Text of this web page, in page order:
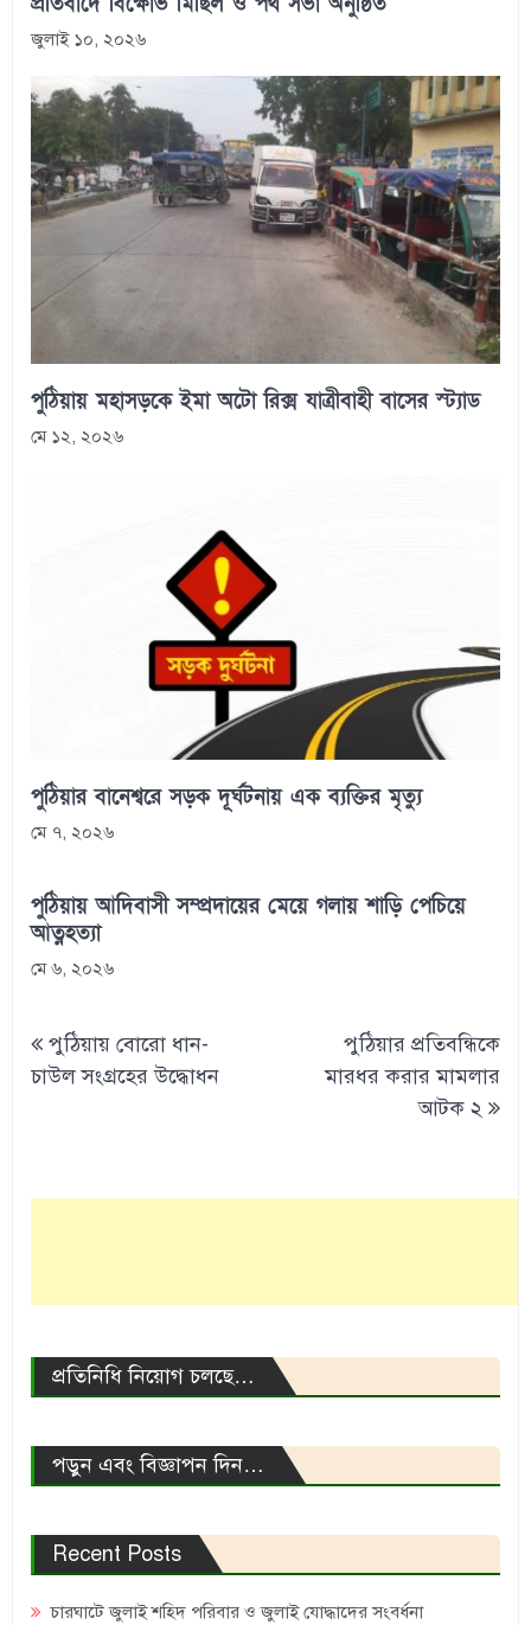
জুলাই ১০, ২০২৬
পুঠিয়ায় মহাসড়কে ইমা অটো রিক্স যাত্রীবাহী বাসের স্ট্যাড
মে ১২, ২০২৬
পুঠিয়ার বানেশ্বরে সড়ক দূর্ঘটনায় এক ব্যক্তির মৃত্যু
মে ৭, ২০২৬
পুঠিয়ায় আদিবাসী সম্প্রদায়ের মেয়ে গলায় শাড়ি পেচিয়ে
আত্নহত্যা
মে ৬, ২০২৬
Post
navigation
পুঠিয়ায় বোরো ধান-
চাউল সংগ্রহের উদ্ধোধন
পুঠিয়ার প্রতিবন্ধিকে
মারধর করার মামলার
আটক ২
প্রতিনিধি নিয়োগ চলছে…
পড়ুন এবং বিজ্ঞাপন দিন…
Recent Posts
চারঘাটে জুলাই শহিদ পরিবার ও জুলাই যোদ্ধাদের সংবর্ধনা